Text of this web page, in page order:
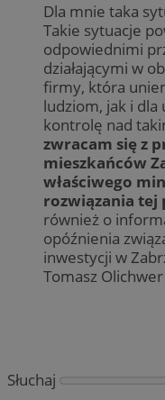
Dla mnie taka
Takie sytuacje
odpowiednimi
działającymi w
firmy, która
ludziom, jak i dla
kontrolę nad
zwracam się z
mieszkańców
właściwego
rozwiązania tej
również o
opóźnienia
inwestycji w
Tomasz
Słuchaj